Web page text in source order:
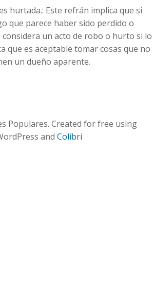
hurtada.: Este refrán implica que si
que parece haber sido perdido o
un acto de robo o hurto si lo
que es aceptable tomar cosas que no
un dueño aparente.
Populares. Created for free using
and Colibri